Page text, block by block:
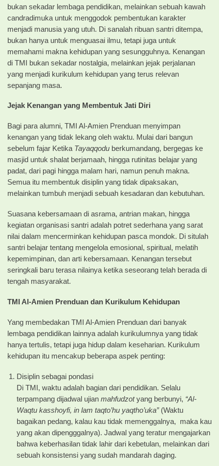
bukan sekadar lembaga pendidikan, melainkan sebuah kawah
candradimuka untuk menggodok pembentukan karakter
menjadi manusia yang utuh. Di sanalah ribuan santri ditempa,
bukan hanya untuk menguasai ilmu, tetapi juga untuk
memahami makna kehidupan yang sesungguhnya. Kenangan
di TMI bukan sekadar nostalgia, melainkan jejak perjalanan
yang menjadi kurikulum kehidupan yang terus relevan
sepanjang masa.
Jejak Kenangan yang Membentuk Jati Diri
Bagi para alumni, TMI Al-Amien Prenduan menyimpan
kenangan yang tidak lekang oleh waktu. Mulai dari bangun
sebelum fajar Ketika Tayaqqodu berkumandang, bergegas ke
masjid untuk shalat berjamaah, hingga rutinitas belajar yang
padat, dari pagi hingga malam hari, namun penuh makna.
Semua itu membentuk disiplin yang tidak dipaksakan,
melainkan tumbuh menjadi sebuah kesadaran dan kebutuhan.
Suasana kebersamaan di asrama, antrian makan, hingga
kegiatan organisasi santri adalah potret sederhana yang sarat
nilai dalam mencerminkan kehidupan pasca mondok. Di situlah
santri belajar tentang mengelola emosional, spiritual, melatih
kepemimpinan, dan arti kebersamaan. Kenangan tersebut
seringkali baru terasa nilainya ketika seseorang telah berada di
tengah masyarakat.
TMI Al-Amien Prenduan dan Kurikulum Kehidupan
Yang membedakan TMI Al-Amien Prenduan dari banyak
lembaga pendidikan lainnya adalah kurikulumnya yang tidak
hanya tertulis, tetapi juga hidup dalam keseharian. Kurikulum
kehidupan itu mencakup beberapa aspek penting:
Disiplin sebagai pondasi
Di TMI, waktu adalah bagian dari pendidikan. Selalu
terpampang dijadwal ujian mahfudzotyang berbunyi, “Al-
Waqtu kasshoyfi, in lam taqto’hu yaqtho’uka” (Waktu
bagaikan pedang, kalau kau tidak memenggalnya, maka kau
yang akan dipengggalnya). Jadwal yang teratur mengajarkan
bahwa keberhasilan tidak lahir dari kebetulan, melainkan dari
sebuah konsistensi yang sudah mandarah daging.